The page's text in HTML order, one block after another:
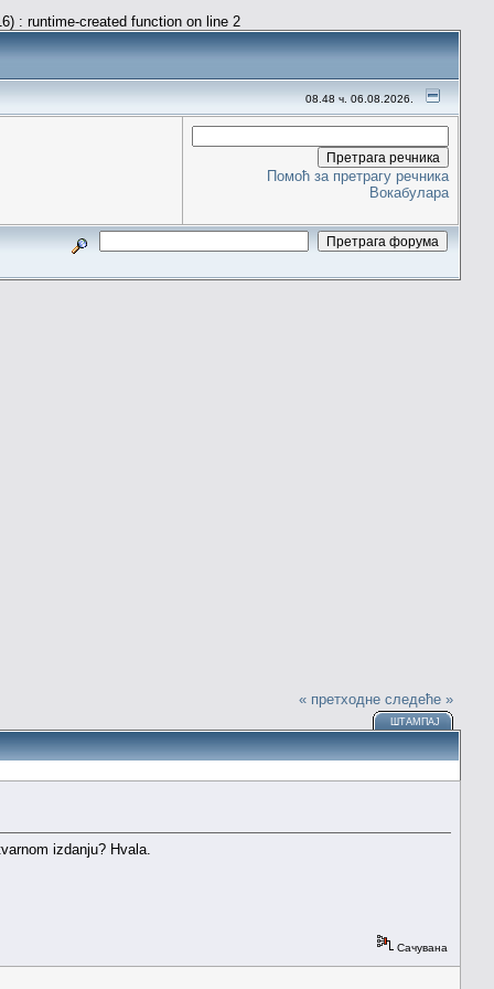
: runtime-created function on line 2
08.48 ч. 06.08.2026.
Помоћ за претрагу речника
Вокабулара
« претходне следеће »
ШТАМПАЈ
izdanju? Hvala.
Сачувана